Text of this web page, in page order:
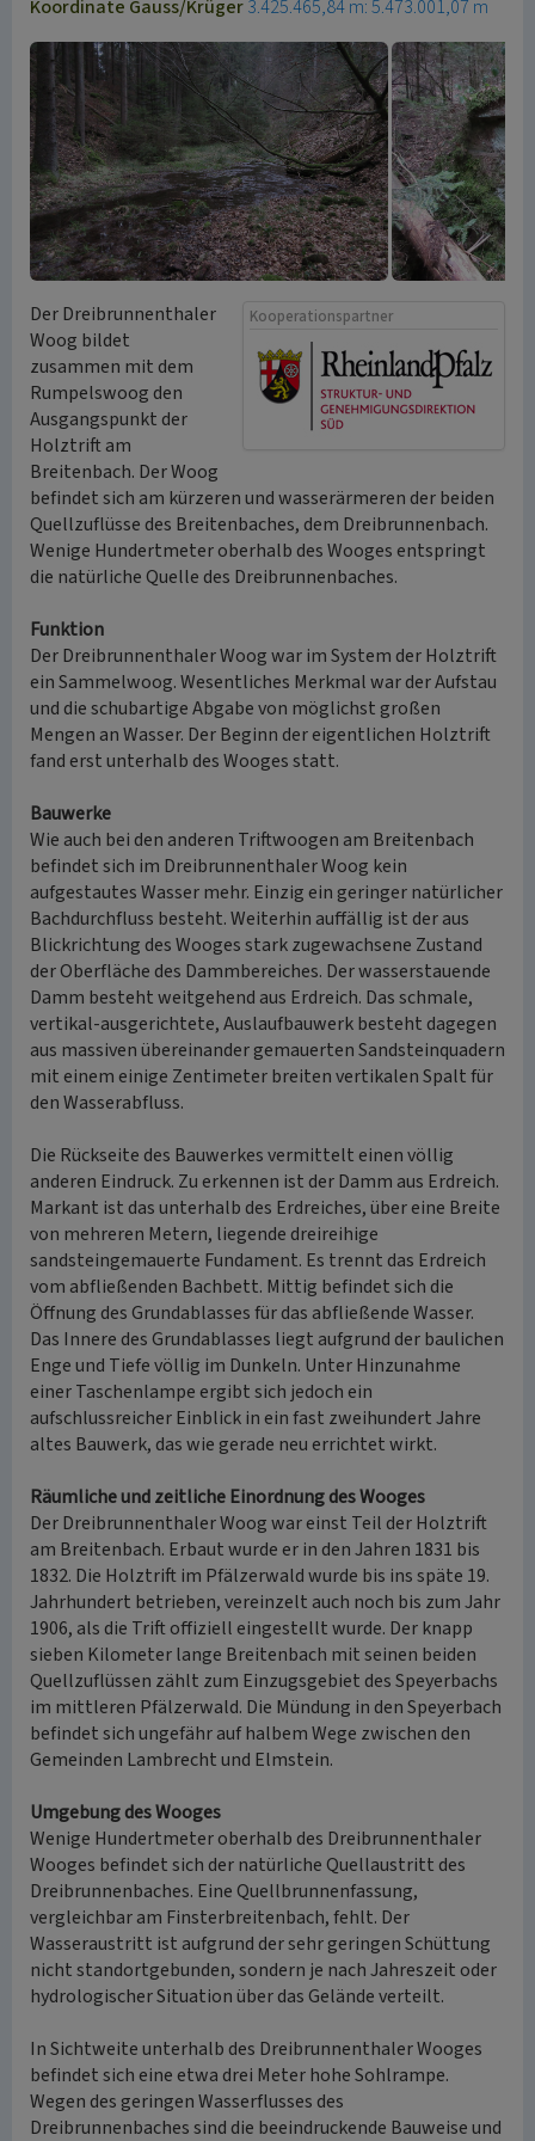
Koordinate Gauss/Krüger3.425.465,84 m: 5.473.001,07 m
Kooperationspartner
Der Dreibrunnenthaler
Woog bildet
zusammen mit dem
Rumpelswoog den
Ausgangspunkt der
Holztrift am
Breitenbach. Der Woog
befindet sich am kürzeren und wasserärmeren der beiden
Quellzuflüsse des Breitenbaches, dem Dreibrunnenbach.
Wenige Hundertmeter oberhalb des Wooges entspringt
die natürliche Quelle des Dreibrunnenbaches.
Funktion
Der Dreibrunnenthaler Woog war im System der Holztrift
ein Sammelwoog. Wesentliches Merkmal war der Aufstau
und die schubartige Abgabe von möglichst großen
Mengen an Wasser. Der Beginn der eigentlichen Holztrift
fand erst unterhalb des Wooges statt.
Bauwerke
Wie auch bei den anderen Triftwoogen am Breitenbach
befindet sich im Dreibrunnenthaler Woog kein
aufgestautes Wasser mehr. Einzig ein geringer natürlicher
Bachdurchfluss besteht. Weiterhin auffällig ist der aus
Blickrichtung des Wooges stark zugewachsene Zustand
der Oberfläche des Dammbereiches. Der wasserstauende
Damm besteht weitgehend aus Erdreich. Das schmale,
vertikal-ausgerichtete, Auslaufbauwerk besteht dagegen
aus massiven übereinander gemauerten Sandsteinquadern
mit einem einige Zentimeter breiten vertikalen Spalt für
den Wasserabfluss.
Die Rückseite des Bauwerkes vermittelt einen völlig
anderen Eindruck. Zu erkennen ist der Damm aus Erdreich.
Markant ist das unterhalb des Erdreiches, über eine Breite
von mehreren Metern, liegende dreireihige
sandsteingemauerte Fundament. Es trennt das Erdreich
vom abfließenden Bachbett. Mittig befindet sich die
Öffnung des Grundablasses für das abfließende Wasser.
Das Innere des Grundablasses liegt aufgrund der baulichen
Enge und Tiefe völlig im Dunkeln. Unter Hinzunahme
einer Taschenlampe ergibt sich jedoch ein
aufschlussreicher Einblick in ein fast zweihundert Jahre
altes Bauwerk, das wie gerade neu errichtet wirkt.
Räumliche und zeitliche Einordnung des Wooges
Der Dreibrunnenthaler Woog war einst Teil der Holztrift
am Breitenbach. Erbaut wurde er in den Jahren 1831 bis
1832. Die Holztrift im Pfälzerwald wurde bis ins späte 19.
Jahrhundert betrieben, vereinzelt auch noch bis zum Jahr
1906, als die Trift offiziell eingestellt wurde. Der knapp
sieben Kilometer lange Breitenbach mit seinen beiden
Quellzuflüssen zählt zum Einzugsgebiet des Speyerbachs
im mittleren Pfälzerwald. Die Mündung in den Speyerbach
befindet sich ungefähr auf halbem Wege zwischen den
Gemeinden Lambrecht und Elmstein.
Umgebung des Wooges
Wenige Hundertmeter oberhalb des Dreibrunnenthaler
Wooges befindet sich der natürliche Quellaustritt des
Dreibrunnenbaches. Eine Quellbrunnenfassung,
vergleichbar am Finsterbreitenbach, fehlt. Der
Wasseraustritt ist aufgrund der sehr geringen Schüttung
nicht standortgebunden, sondern je nach Jahreszeit oder
hydrologischer Situation über das Gelände verteilt.
In Sichtweite unterhalb des Dreibrunnenthaler Wooges
befindet sich eine etwa drei Meter hohe Sohlrampe.
Wegen des geringen Wasserflusses des
Dreibrunnenbaches sind die beeindruckende Bauweise und